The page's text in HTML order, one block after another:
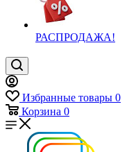
РАСПРОДАЖА!
Избранные товары 0
Корзина 0